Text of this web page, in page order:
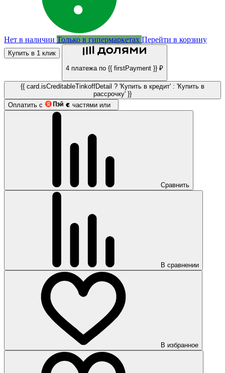
Нет в наличии Только в гипермаркетах Перейти в корзину
Купить в 1 клик
4 платежа по {{ firstPayment }} ₽
{{ card.isCreditableTinkoffDetail ? 'Купить в кредит' : 'Купить в
рассрочку' }}
Оплатить с
частями или
Сравнить
В сравнении
В избранное